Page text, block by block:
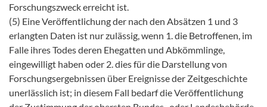
Forschungszweck erreicht ist.
(5) Eine Veröffentlichung der nach den Absätzen 1 und 3
erlangten Daten ist nur zulässig, wenn 1. die Betroffenen, im
Falle ihres Todes deren Ehegatten und Abkömmlinge,
eingewilligt haben oder 2. dies für die Darstellung von
Forschungsergebnissen über Ereignisse der Zeitgeschichte
unerlässlich ist; in diesem Fall bedarf die Veröffentlichung